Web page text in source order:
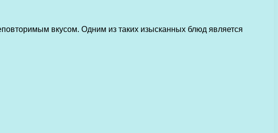
вкусом. Одним из таких изысканных блюд является